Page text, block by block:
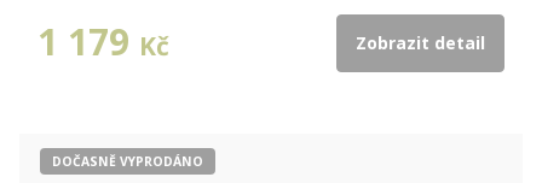
1 179 Kč Zobrazit detail
DOČASNĚ VYPRODÁNO